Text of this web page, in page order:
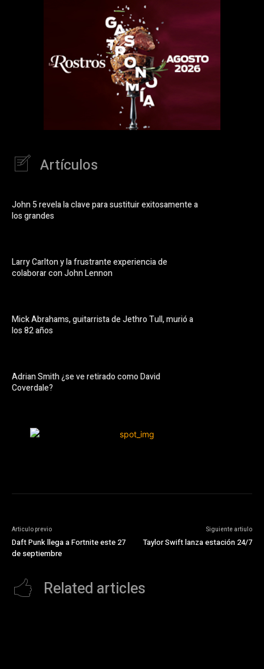
Artículos
John 5 revela la clave para sustituir exitosamente a
los grandes
Larry Carlton y la frustrante experiencia de
colaborar con John Lennon
Mick Abrahams, guitarrista de Jethro Tull, murió a
los 82 años
Adrian Smith ¿se ve retirado como David
Coverdale?
Articulo previo
Daft Punk llega a Fortnite este 27
de septiembre
Siguiente artiulo
Taylor Swift lanza estación 24/7
Related articles